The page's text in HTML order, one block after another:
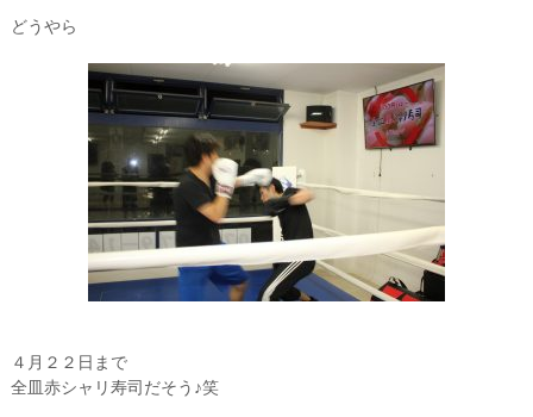
どうやら
４月２２日まで
全皿赤シャリ寿司だそう♪笑